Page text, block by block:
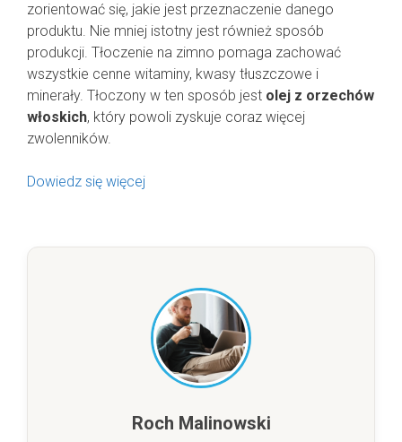
zorientować się, jakie jest przeznaczenie danego
produktu. Nie mniej istotny jest również sposób
produkcji. Tłoczenie na zimno pomaga zachować
wszystkie cenne witaminy, kwasy tłuszczowe i
minerały. Tłoczony w ten sposób jest olej z orzechów
włoskich, który powoli zyskuje coraz więcej
zwolenników.
Dowiedz się więcej
Roch Malinowski